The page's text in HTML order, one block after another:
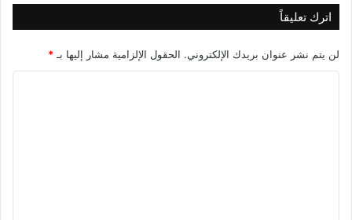
اترك تعليقاً
لن يتم نشر عنوان بريدك الإلكتروني. الحقول الإلزامية مشار إليها بـ *